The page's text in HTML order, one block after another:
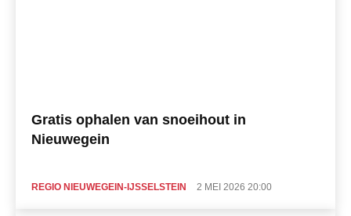
Gratis ophalen van snoeihout in
Nieuwegein
REGIO NIEUWEGEIN-IJSSELSTEIN 2 MEI 2026 20:00